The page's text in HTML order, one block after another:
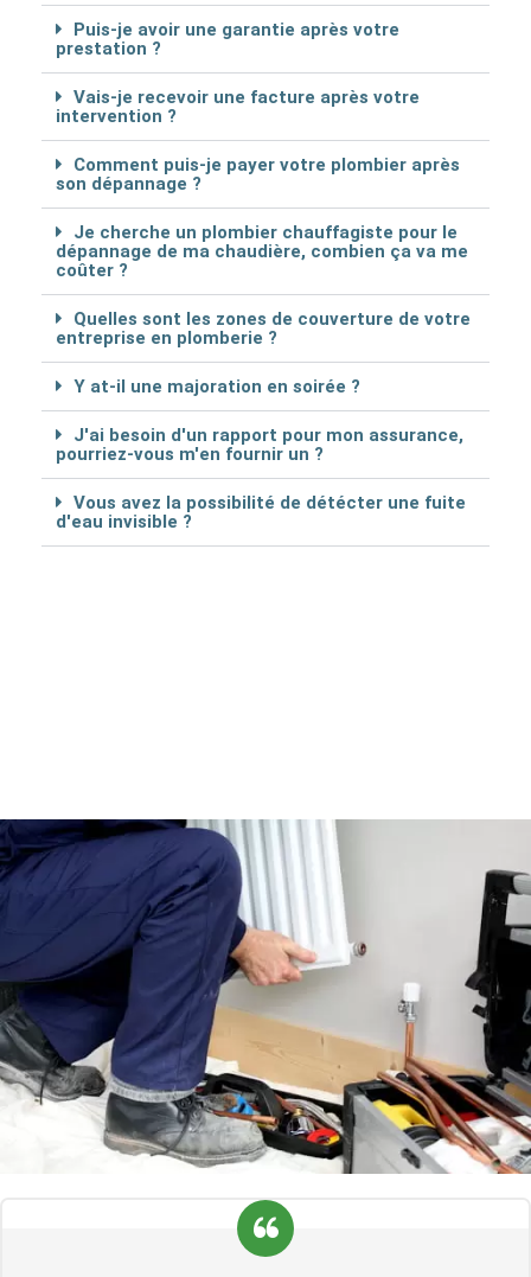
Puis-je avoir une garantie après votre
prestation ?
Vais-je recevoir une facture après votre
intervention ?
Comment puis-je payer votre plombier après
son dépannage ?
Je cherche un plombier chauffagiste pour le
dépannage de ma chaudière, combien ça va me
coûter ?
Quelles sont les zones de couverture de votre
entreprise en plomberie ?
Y at-il une majoration en soirée ?
J'ai besoin d'un rapport pour mon assurance,
pourriez-vous m'en fournir un ?
Vous avez la possibilité de détécter une fuite
d'eau invisible ?